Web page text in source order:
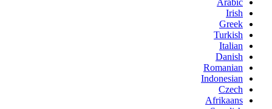
Irish
Greek
Turkish
Italian
Danish
Romanian
Indonesian
Czech
Afrikaans